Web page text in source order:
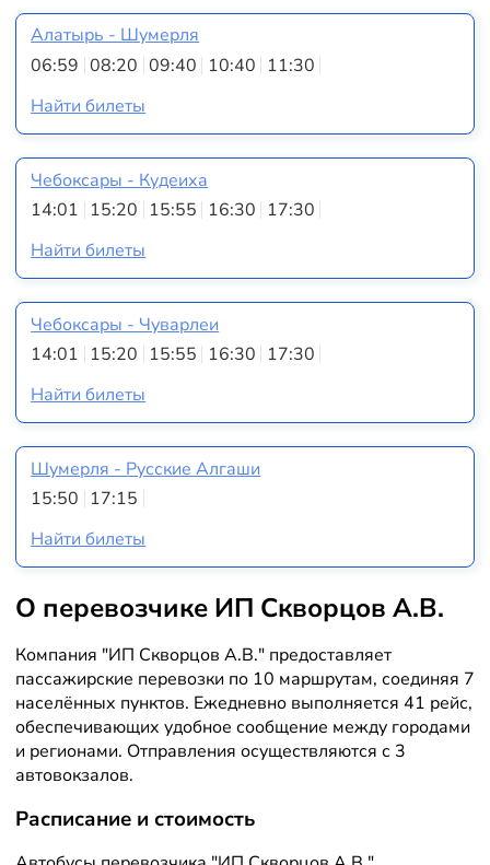
Алатырь - Шумерля
06:59 08:20 09:40 10:40 11:30
Найти билеты
Чебоксары - Кудеиха
14:01 15:20 15:55 16:30 17:30
Найти билеты
Чебоксары - Чуварлеи
14:01 15:20 15:55 16:30 17:30
Найти билеты
Шумерля - Русские Алгаши
15:50 17:15
Найти билеты
О перевозчике ИП Скворцов А.В.
Компания "ИП Скворцов А.В." предоставляет
пассажирские перевозки по 10 маршрутам, соединяя 7
населённых пунктов. Ежедневно выполняется 41 рейс,
обеспечивающих удобное сообщение между городами
и регионами. Отправления осуществляются с 3
автовокзалов.
Расписание и стоимость